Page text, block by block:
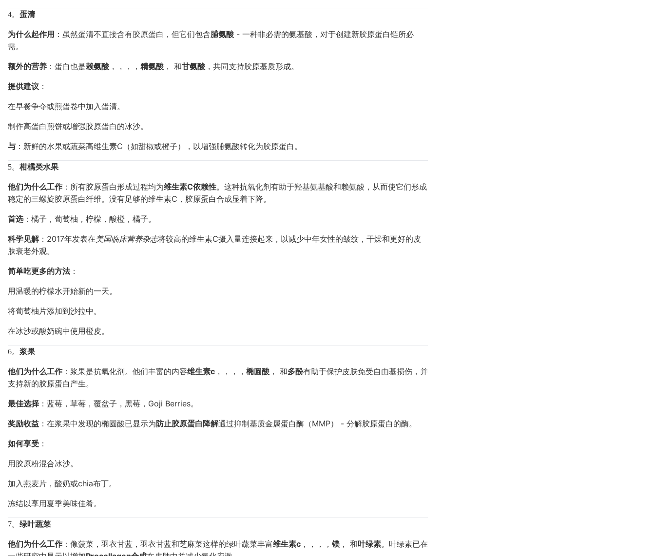
4。 蛋清
为什么起作用 ：虽然蛋清不直接含有胶原蛋白，但它们包含脯氨酸 - 一种非必需的氨基酸，对于创建新胶原蛋白链所必
需。
额外的营养 ：蛋白也是赖氨酸 ，，，， 精氨酸 ， 和甘氨酸 ，共同支持胶原基质形成。
提供建议 ：
在早餐争夺或煎蛋卷中加入蛋清。
制作高蛋白煎饼或增强胶原蛋白的冰沙。
与 ：新鲜的水果或蔬菜高维生素C（如甜椒或橙子），以增强脯氨酸转化为胶原蛋白。
5。 柑橘类水果
他们为什么工作 ：所有胶原蛋白形成过程均为维生素C依赖性。这种抗氧化剂有助于羟基氨基酸和赖氨酸，从而使它们形成
稳定的三螺旋胶原蛋白纤维。没有足够的维生素C，胶原蛋白合成显着下降。
首选：橘子，葡萄柚，柠檬，酸橙，橘子。
科学见解：2017年发表在美国临床营养杂志将较高的维生素C摄入量连接起来，以减少中年女性的皱纹，干燥和更好的皮
肤衰老外观。
简单吃更多的方法：
用温暖的柠檬水开始新的一天。
将葡萄柚片添加到沙拉中。
在冰沙或酸奶碗中使用橙皮。
6。 浆果
他们为什么工作 ：浆果是抗氧化剂。他们丰富的内容维生素c ，，，， 椭圆酸 ， 和多酚有助于保护皮肤免受自由基损伤，并
支持新的胶原蛋白产生。
最佳选择 ：蓝莓，草莓，覆盆子，黑莓，Goji Berries。
奖励收益 ：在浆果中发现的椭圆酸已显示为防止胶原蛋白降解通过抑制基质金属蛋白酶（MMP） - 分解胶原蛋白的酶。
如何享受 ：
用胶原粉混合冰沙。
加入燕麦片，酸奶或chia布丁。
冻结以享用夏季美味佳肴。
7。 绿叶蔬菜
他们为什么工作 ：像菠菜，羽衣甘蓝，羽衣甘蓝和芝麻菜这样的绿叶蔬菜丰富维生素c ，，，， 镁 ， 和叶绿素。叶绿素已在